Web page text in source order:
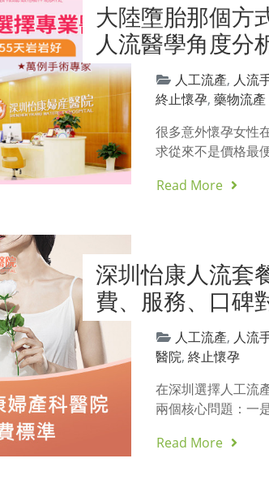
大陸墮胎那個方
人流醫學角度分
人工流產, 人流
終止懷孕,藥物流產
很多意外懷孕女性
求從來不是價格最
Read More
深圳怡康人流套
費、服務、口碑
人工流產, 人流
醫院,終止懷孕
在深圳選擇人工流
兩個核心問題：一
Read More